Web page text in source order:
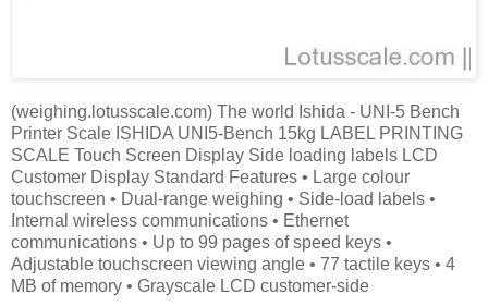
(weighing.lotusscale.com) The world Ishida - UNI-5 Bench
Printer Scale ISHIDA UNI5-Bench 15kg LABEL PRINTING
SCALE Touch Screen Display Side loading labels LCD
Customer Display Standard Features • Large colour
touchscreen • Dual-range weighing • Side-load labels •
Internal wireless communications • Ethernet
communications • Up to 99 pages of speed keys •
Adjustable touchscreen viewing angle • 77 tactile keys • 4
MB of memory • Grayscale LCD customer-side